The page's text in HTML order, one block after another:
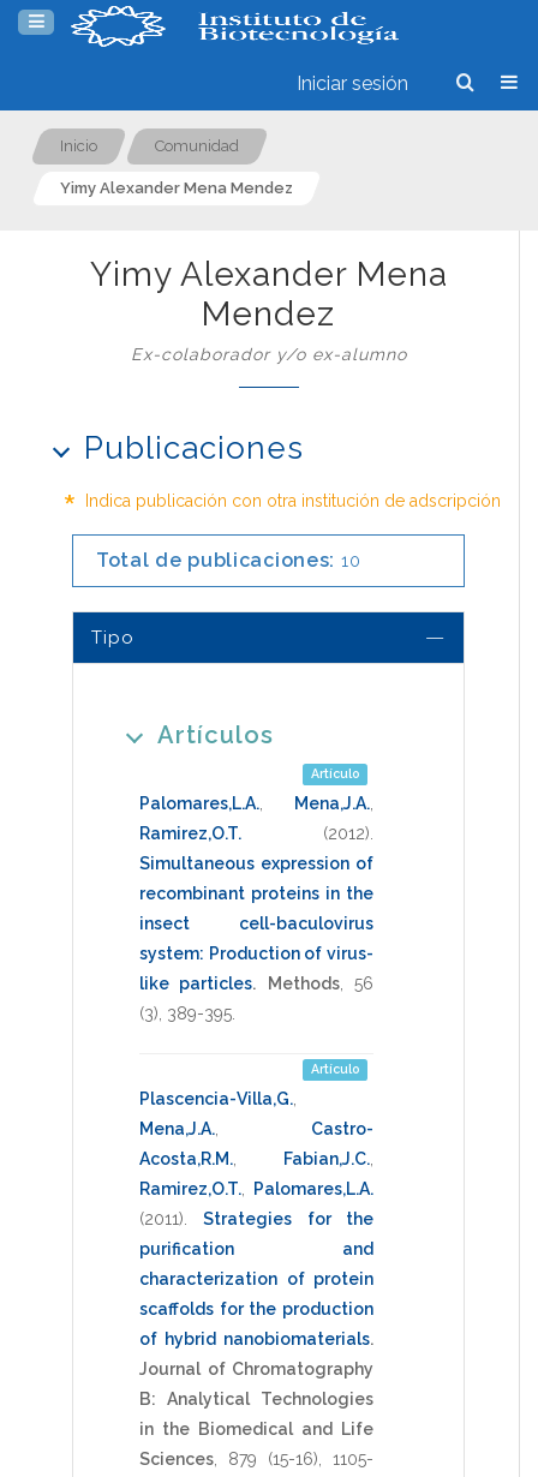
Iniciar sesión
Inicio Comunidad
Yimy Alexander Mena Mendez
Yimy Alexander Mena
Mendez
Ex-colaborador y/o ex-alumno
Publicaciones
* Indica publicación con otra institución de adscripción
Total de publicaciones: 10
Tipo
Artículos
Artículo
Palomares,L.A. Mena,J.A.
Ramirez,O.T.
(2012)
Simultaneous expression of
recombinant proteins in the
insect cell-baculovirus
system: Production of virus-
like particles. Methods,56
(3), 389-395
Artículo
Plascencia-Villa,G.
Mena,J.A.
Castro-
Acosta,R.M.
Fabian,J.C.
Ramirez,O.T.
Palomares,L.A.
(2011) .Strategies for the
purification and
characterization of protein
scaffolds for the production
of hybrid nanobiomaterials.
Journal of Chromatography
B: Analytical Technologies
in the Biomedical and Life
Sciences
879 (15-16), 1105-